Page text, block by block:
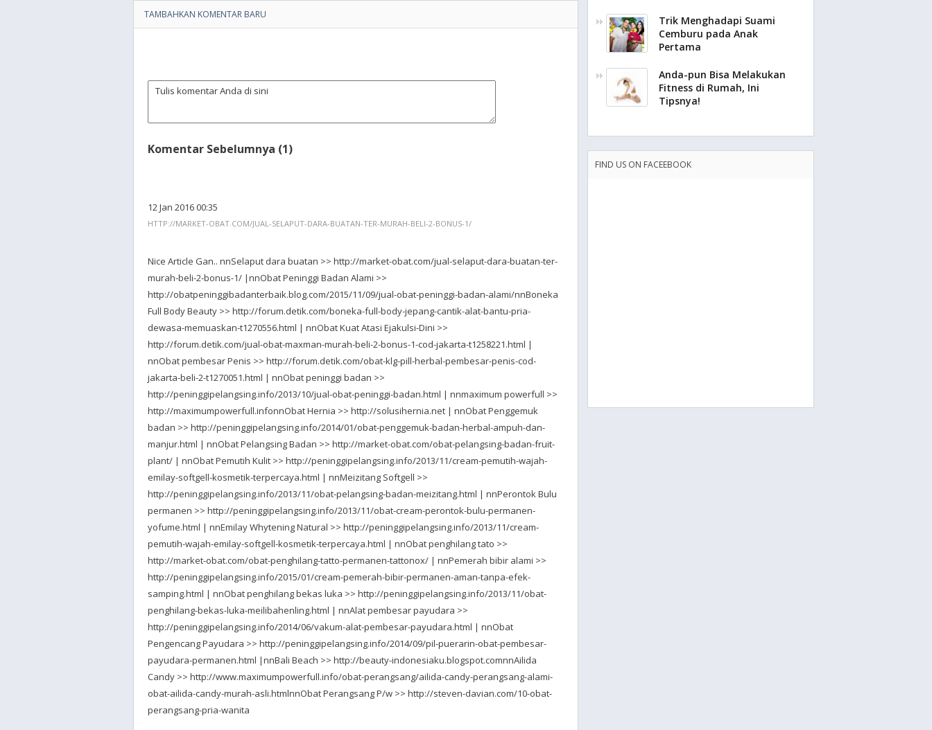
TAMBAHKAN KOMENTAR BARU
Komentar Sebelumnya (1)
12 Jan 2016 00:35
HTTP://MARKET-OBAT.COM/JUAL-SELAPUT-DARA-BUATAN-TER-MURAH-BELI-2-BONUS-1/
Nice Article Gan.. nnSelaput dara buatan >> http://market-obat.com/jual-selaput-dara-buatan-ter-
murah-beli-2-bonus-1/ |nnObat Peninggi Badan Alami >>
http://obatpeninggibadanterbaik.blog.com/2015/11/09/jual-obat-peninggi-badan-alami/nnBoneka
Full Body Beauty >> http://forum.detik.com/boneka-full-body-jepang-cantik-alat-bantu-pria-
dewasa-memuaskan-t1270556.html | nnObat Kuat Atasi Ejakulsi-Dini >>
http://forum.detik.com/jual-obat-maxman-murah-beli-2-bonus-1-cod-jakarta-t1258221.html |
nnObat pembesar Penis >> http://forum.detik.com/obat-klg-pill-herbal-pembesar-penis-cod-
jakarta-beli-2-t1270051.html | nnObat peninggi badan >>
http://peninggipelangsing.info/2013/10/jual-obat-peninggi-badan.html | nnmaximum powerfull >>
http://maximumpowerfull.infonnObat Hernia >> http://solusihernia.net | nnObat Penggemuk
badan >> http://peninggipelangsing.info/2014/01/obat-penggemuk-badan-herbal-ampuh-dan-
manjur.html | nnObat Pelangsing Badan >> http://market-obat.com/obat-pelangsing-badan-fruit-
plant/ | nnObat Pemutih Kulit >> http://peninggipelangsing.info/2013/11/cream-pemutih-wajah-
emilay-softgell-kosmetik-terpercaya.html | nnMeizitang Softgell >>
http://peninggipelangsing.info/2013/11/obat-pelangsing-badan-meizitang.html | nnPerontok Bulu
permanen >> http://peninggipelangsing.info/2013/11/obat-cream-perontok-bulu-permanen-
yofume.html | nnEmilay Whytening Natural >> http://peninggipelangsing.info/2013/11/cream-
pemutih-wajah-emilay-softgell-kosmetik-terpercaya.html | nnObat penghilang tato >>
http://market-obat.com/obat-penghilang-tatto-permanen-tattonox/ | nnPemerah bibir alami >>
http://peninggipelangsing.info/2015/01/cream-pemerah-bibir-permanen-aman-tanpa-efek-
samping.html | nnObat penghilang bekas luka >> http://peninggipelangsing.info/2013/11/obat-
penghilang-bekas-luka-meilibahenling.html | nnAlat pembesar payudara >>
http://peninggipelangsing.info/2014/06/vakum-alat-pembesar-payudara.html | nnObat
Pengencang Payudara >> http://peninggipelangsing.info/2014/09/pil-puerarin-obat-pembesar-
payudara-permanen.html |nnBali Beach >> http://beauty-indonesiaku.blogspot.comnnAilida
Candy >> http://www.maximumpowerfull.info/obat-perangsang/ailida-candy-perangsang-alami-
obat-ailida-candy-murah-asli.htmlnnObat Perangsang P/w >> http://steven-davian.com/10-obat-
perangsang-pria-wanita
Trik Menghadapi Suami
Cemburu pada Anak
Pertama
Anda-pun Bisa Melakukan
Fitness di Rumah, Ini
Tipsnya!
FIND US ON FACEEBOOK